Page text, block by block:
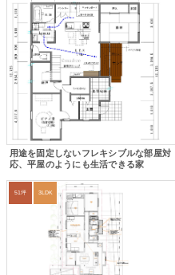
用途を固定しないフレキシブルな部屋対
応、平屋のようにも生活できる家
51坪 3LDK